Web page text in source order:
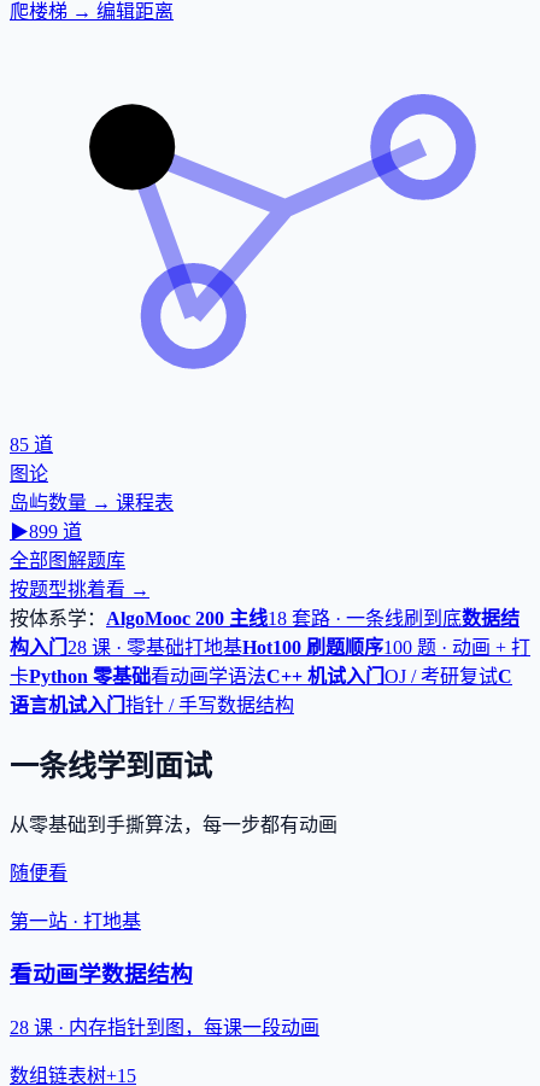
爬楼梯 → 编辑距离
85 道
图论
岛屿数量 → 课程表
▶899 道
全部图解题库
按题型挑着看 →
按体系学： AlgoMooc 200 主线18 套路 · 一条线刷到底数据结
构入门 28 课 · 零基础打地基Hot100 刷题顺序100 题 · 动画 + 打
卡Python 零基础看动画学语法C++ 机试入门 OJ / 考研复试C
语言机试入门 指针 / 手写数据结构
一条线学到面试
从零基础到手撕算法，每一步都有动画
随便看
第一站 · 打地基
看动画学数据结构
28 课 · 内存指针到图，每课一段动画
数组链表树+15